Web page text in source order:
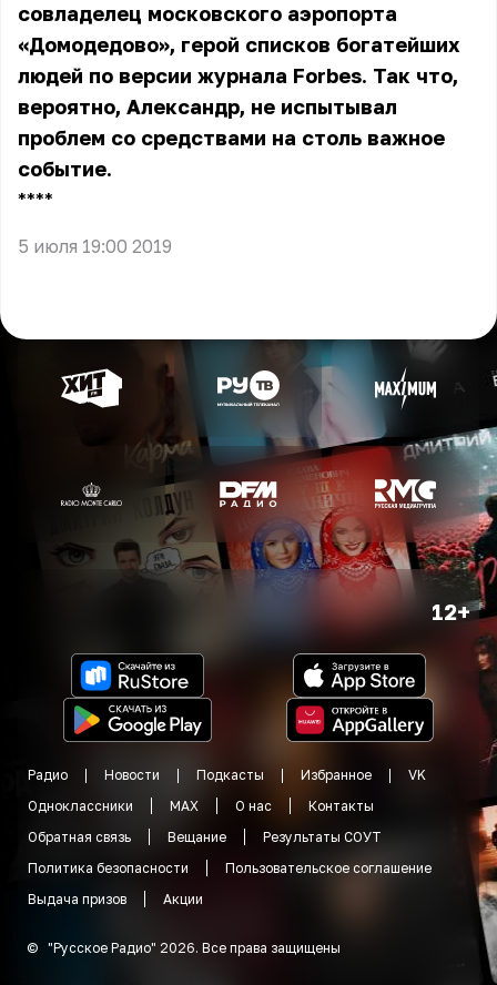
совладелец московского аэропорта
«Домодедово», герой списков богатейших
людей по версии журнала Forbes. Так что,
вероятно, Александр, не испытывал
проблем со средствами на столь важное
событие.
** **
5 июля 19:00 2019
12+
Радио Новости Подкасты Избранное
VK
Одноклассники
MAX О нас
Контакты
Обратная связь
Вещание
Результаты СОУТ
Политика безопасности
Пользовательское соглашение
Выдача призов
Акции
© "Русское Радио" 2026. Все права защищены